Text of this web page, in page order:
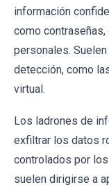
información
como
personales.
detección, como
virtual.
Los ladrones de
exfiltrar los datos
controlados por
suelen dirigirse a